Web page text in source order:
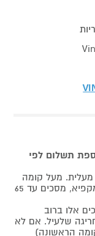
תשלום לפי
מעלית. מעל קומה
ב' 40-50 ₪ למוצר לבן, 60-80 ₪ למקרר/מקפיא, מסכים עד 65
80-100 ₪ (במסכים אלו ברוב
שלעיל. אם לא
הראשונה)